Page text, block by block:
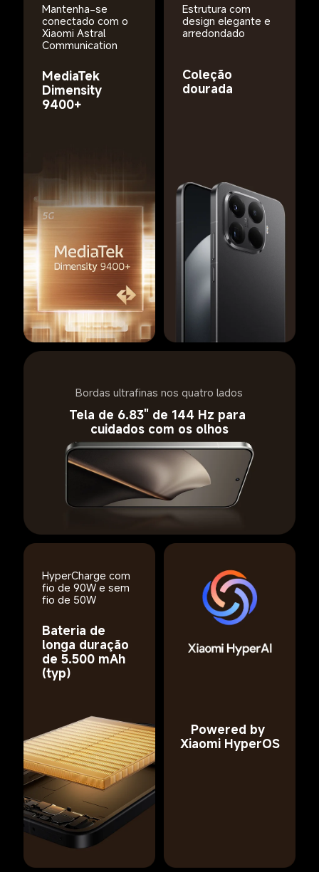
Mantenha-se
conectado com o
Xiaomi Astral
Communication
MediaTek
Dimensity
9400+
Estrutura com
design elegante e
arredondado
Coleção
dourada
Bordas ultrafinas nos quatro lados
Tela de 6.83" de 144 Hz para
cuidados com os olhos
HyperCharge com
fio de 90W e sem
fio de 50W
Bateria de
longa duração
de 5.500 mAh
(typ)
Powered by
Xiaomi HyperOS